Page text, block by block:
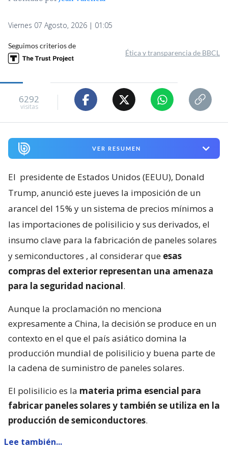
Viernes 07 Agosto, 2026 | 01:05
Seguimos criterios de
Ética y transparencia de BBCL
6292
visitas
VER RESUMEN
El presidente de Estados Unidos (EEUU), Donald
Trump, anunció este jueves la imposición de un
arancel del 15% y un sistema de precios mínimos a
las importaciones de polisilicio y sus derivados, el
insumo clave para la fabricación de paneles solares
y semiconductores , al considerar que esas
compras del exterior representan una amenaza
para la seguridad nacional.
Aunque la proclamación no menciona
expresamente a China, la decisión se produce en un
contexto en el que el país asiático domina la
producción mundial de polisilicio y buena parte de
la cadena de suministro de paneles solares.
El polisilicio es la materia prima esencial para
fabricar paneles solares y también se utiliza en la
producción de semiconductores.
Lee también...